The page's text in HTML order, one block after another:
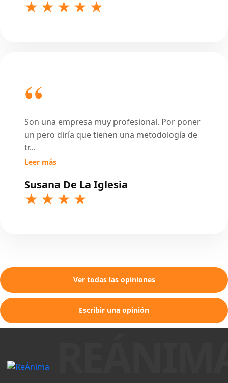
Susana De La Iglesia
Son una empresa muy profesional. Por poner
un pero diría que tienen una metodología de
tr...
Leer más
Ver todas las opiniones
Escribir una opinión